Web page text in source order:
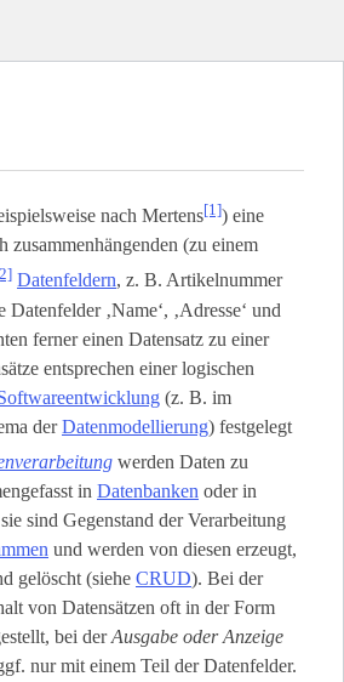
nach Mertens[1]) eine
zusammenhängenden (zu einem
Datenfeldern, z. B. Artikelnummer
‚Name‘, ‚Adresse‘ und
ferner einen Datensatz zu einer
entsprechen einer logischen
(z. B. im
derDatenmodellierung) festgelegt
werden Daten zu
in Datenbanken oder in
sind Gegenstand der Verarbeitung
und werden von diesen erzeugt,
gelöscht (siehe CRUD). Bei der
von Datensätzen oft in der Form
bei derAusgabe oder Anzeige
nur mit einem Teil der Datenfelder.